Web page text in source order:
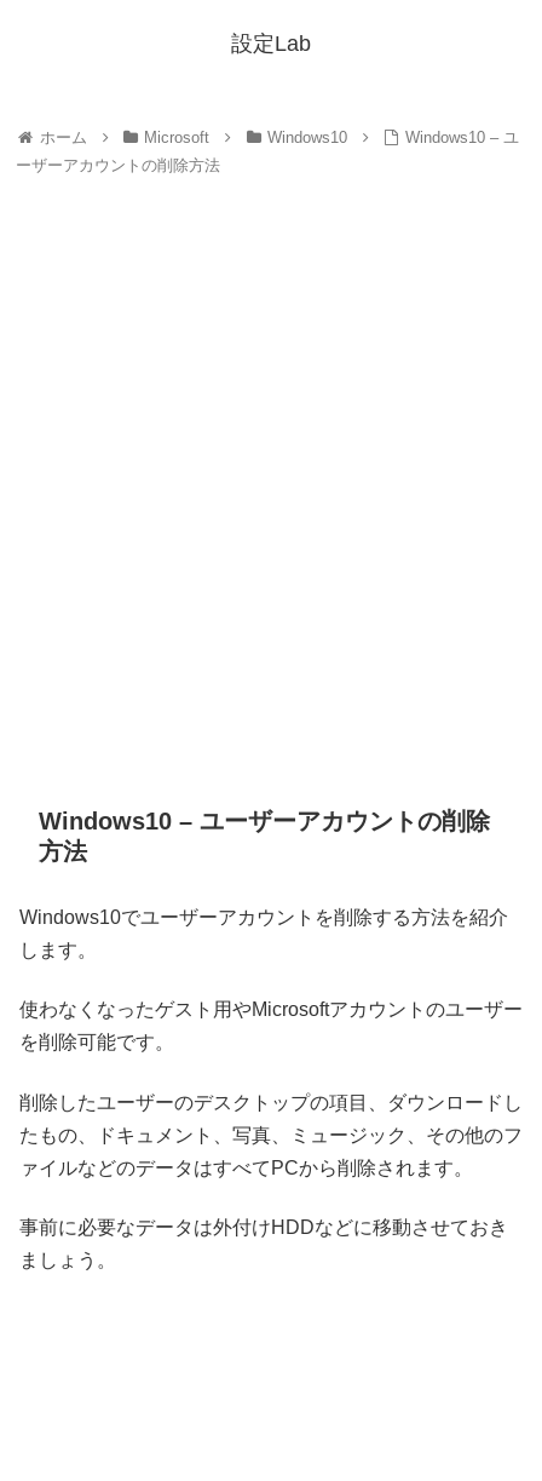
設定Lab
ホーム Microsoft Windows10
Windows10 – ユ
ーザーアカウントの削除方法
Windows10 – ユーザーアカウントの削除
方法
Windows10でユーザーアカウントを削除する方法を紹介
します。
使わなくなったゲスト用やMicrosoftアカウントのユーザー
を削除可能です。
削除したユーザーのデスクトップの項目、ダウンロードし
たもの、ドキュメント、写真、ミュージック、その他のフ
ァイルなどのデータはすべてPCから削除されます。
事前に必要なデータは外付けHDDなどに移動させておき
ましょう。